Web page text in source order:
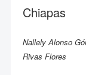
Chiapas
Nallely Alonso
Rivas Flores